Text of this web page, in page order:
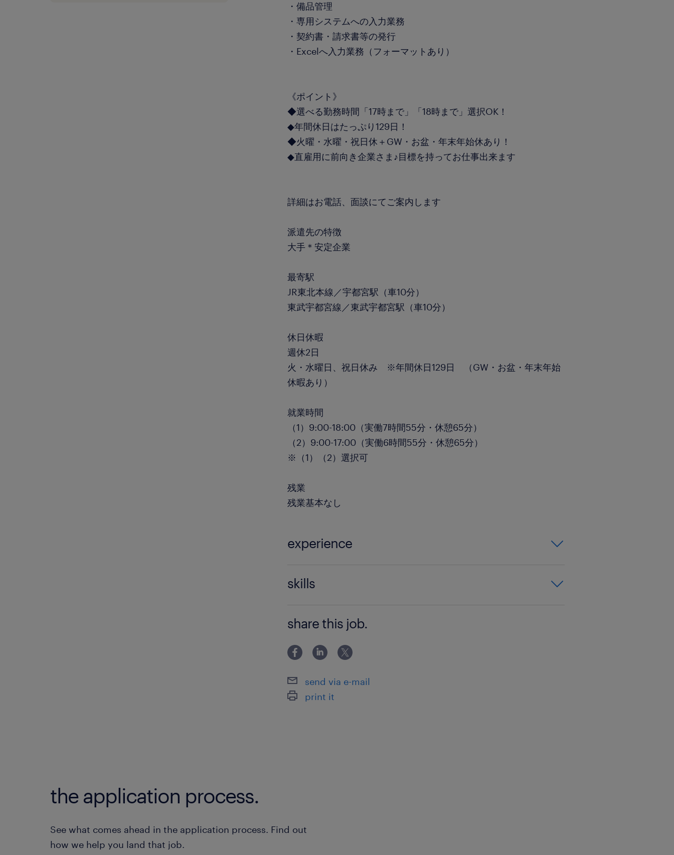
・備品管理
・専用システムへの入力業務
・契約書・請求書等の発行
・Excelへ入力業務（フォーマットあり）
《ポイント》
◆選べる勤務時間「17時まで」「18時まで」選択OK！
◆年間休日はたっぷり129日！
◆火曜・水曜・祝日休＋GW・お盆・年末年始休あり！
◆直雇用に前向き企業さま♪目標を持ってお仕事出来ます
詳細はお電話、面談にてご案内します
派遣先の特徴
大手＊安定企業
最寄駅
JR東北本線／宇都宮駅（車10分）
東武宇都宮線／東武宇都宮駅（車10分）
休日休暇
週休2日
火・水曜日、祝日休み ※年間休日129日 （GW・お盆・年末年始
休暇あり）
就業時間
（1）9:00-18:00（実働7時間55分・休憩65分）
（2）9:00-17:00（実働6時間55分・休憩65分）
※（1）（2）選択可
残業
残業基本なし
experience
skills
share this job.
send via e-mail
print it
the application process.
See what comes ahead in the application process. Find out
how we help you land that job.